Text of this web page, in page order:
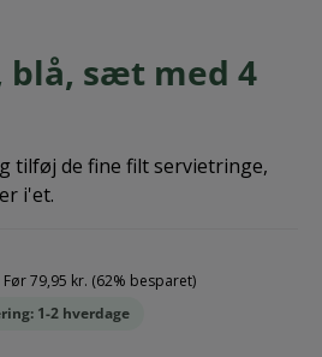
blå, sæt med 4
tilføj de fine filt servietringe,
i'et.
Før79,95 kr. (62% besparet)
1-2 hverdage